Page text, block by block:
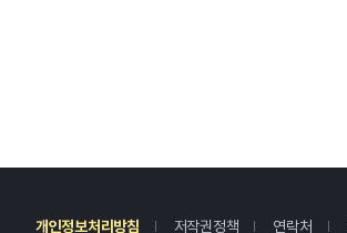
개인정보처리방침 저작권정책 연락처